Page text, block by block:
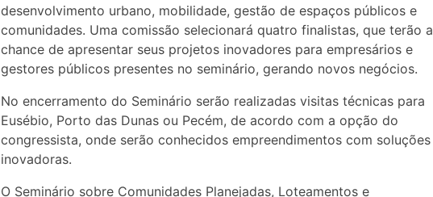
desenvolvimento urbano, mobilidade, gestão de espaços públicos e
comunidades. Uma comissão selecionará quatro finalistas, que terão a
chance de apresentar seus projetos inovadores para empresários e
gestores públicos presentes no seminário, gerando novos negócios.
No encerramento do Seminário serão realizadas visitas técnicas para
Eusébio, Porto das Dunas ou Pecém, de acordo com a opção do
congressista, onde serão conhecidos empreendimentos com soluções
inovadoras.
O Seminário sobre Comunidades Planejadas, Loteamentos e